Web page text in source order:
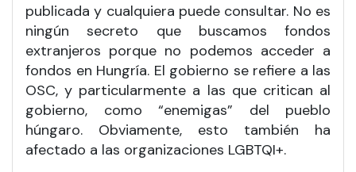
publicada y cualquiera puede consultar. No es
ningún secreto que buscamos fondos
extranjeros porque no podemos acceder a
fondos en Hungría. El gobierno se refiere a las
OSC, y particularmente a las que critican al
gobierno, como “enemigas” del pueblo
húngaro. Obviamente, esto también ha
afectado a las organizaciones LGBTQI+.